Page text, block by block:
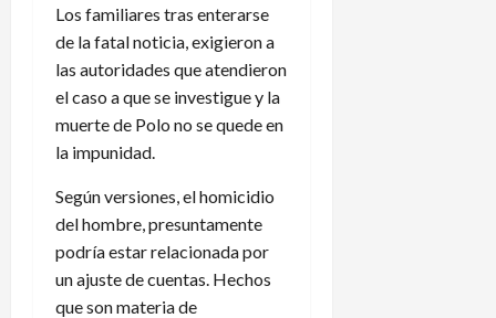
Los familiares tras enterarse
de la fatal noticia, exigieron a
las autoridades que atendieron
el caso a que se investigue y la
muerte de Polo no se quede en
la impunidad.
Según versiones, el homicidio
del hombre, presuntamente
podría estar relacionada por
un ajuste de cuentas. Hechos
que son materia de